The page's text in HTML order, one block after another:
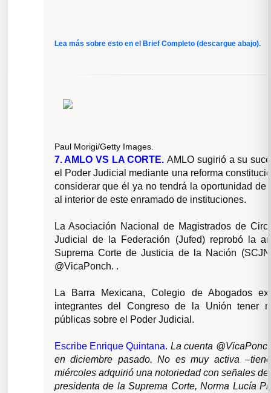
Lea más sobre esto en el Brief Completo (descargue abajo).
Paul Morigi/Getty Images.
7. AMLO VS LA CORTE. AMLO sugirió a su
el Poder Judicial mediante una reforma
considerar que él ya no tendrá la oportunidad
al interior de este enramado de instituciones.
La Asociación Nacional de Magistrados de
Judicial de la Federación (Jufed) reprobó la
Suprema Corte de Justicia de la Nación
@VicaPonch. .
La Barra Mexicana, Colegio de Abogados
integrantes del Congreso de la Unión tener
públicas sobre el Poder Judicial.
Escribe Enrique Quintana. La cuenta
en diciembre pasado. No es muy activa
miércoles adquirió una notoriedad con señales
presidenta de la Suprema Corte, Norma Lucía